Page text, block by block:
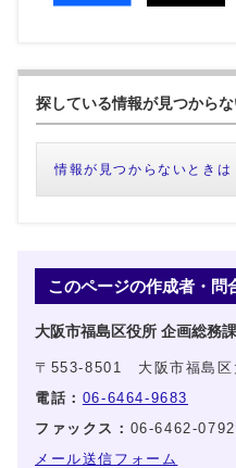
探している情報が見つから
情報が見つからないときは
このページの作成者・問
大阪市福島区役所 企画総務
〒553-8501 大阪市福島区
電話： 06-6464-9683
ファックス： 06-6462-0792
メール送信フォーム